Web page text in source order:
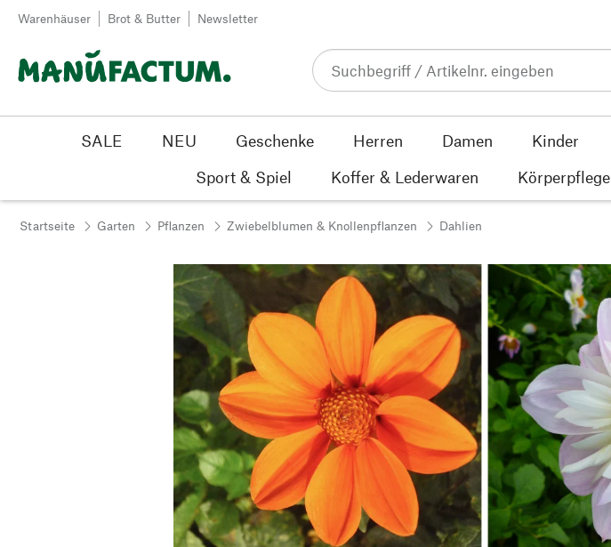
Zum Inhalt springen
Warenhäuser Brot & Butter Newsletter
SALE NEU Geschenke Herren Damen Kinder
Sport & Spiel
Koffer & Lederwaren Körperpflege
Startseite Garten Pflanzen Zwiebelblumen & Knollenpflanzen Dahlien